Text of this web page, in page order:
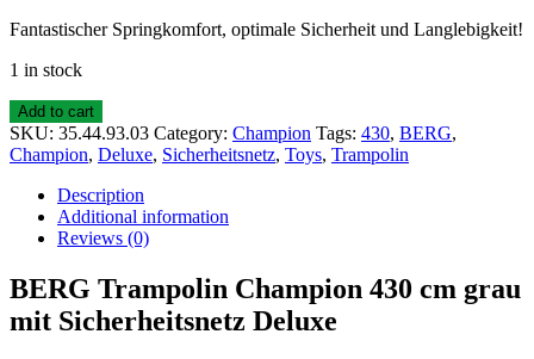
Fantastischer Springkomfort, optimale Sicherheit und Langlebigkeit!
1 in stock
Add to cart
SKU: 35.44.93.03 Category: Champion Tags: 430, BERG,
Champion, Deluxe, Sicherheitsnetz, Toys, Trampolin
Description
Additional information
Reviews (0)
BERG Trampolin Champion 430 cm grau
mit Sicherheitsnetz Deluxe